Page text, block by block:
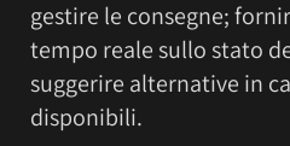
gestire le consegne;
tempo reale sullo stato
suggerire alternative in
disponibili.